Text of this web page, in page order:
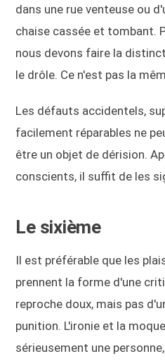
dans une rue venteuse ou
chaise cassée et tombant.
nous devons faire la
le drôle. Ce n'est pas la
Les défauts accidentels,
facilement réparables ne
être un objet de dérision.
conscients, il suffit de les
Le sixième
Il est préférable que les
prennent la forme d'une
reproche doux, mais pas
punition. L'ironie et la
sérieusement une